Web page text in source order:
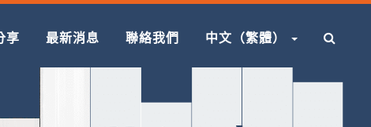
享 最新消息 聯絡我們 中文（繁體）